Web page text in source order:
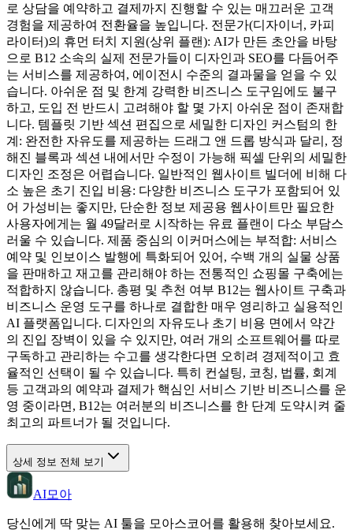
로 상담을 예약하고 결제까지 진행할 수 있는 매끄러운 고객
경험을 제공하여 전환율을 높입니다. 전문가(디자이너, 카피
라이터)의 휴먼 터치 지원(상위 플랜): AI가 만든 초안을 바탕
으로 B12 소속의 실제 전문가들이 디자인과 SEO를 다듬어주
는 서비스를 제공하여, 에이전시 수준의 결과물을 얻을 수 있
습니다. 아쉬운 점 및 한계 강력한 비즈니스 도구임에도 불구
하고, 도입 전 반드시 고려해야 할 몇 가지 아쉬운 점이 존재합
니다. 템플릿 기반 섹션 편집으로 세밀한 디자인 커스텀의 한
계: 완전한 자유도를 제공하는 드래그 앤 드롭 방식과 달리, 정
해진 블록과 섹션 내에서만 수정이 가능해 픽셀 단위의 세밀한
디자인 조정은 어렵습니다. 일반적인 웹사이트 빌더에 비해 다
소 높은 초기 진입 비용: 다양한 비즈니스 도구가 포함되어 있
어 가성비는 좋지만, 단순한 정보 제공용 웹사이트만 필요한
사용자에게는 월 49달러로 시작하는 유료 플랜이 다소 부담스
러울 수 있습니다. 제품 중심의 이커머스에는 부적합: 서비스
예약 및 인보이스 발행에 특화되어 있어, 수백 개의 실물 상품
을 판매하고 재고를 관리해야 하는 전통적인 쇼핑몰 구축에는
적합하지 않습니다. 총평 및 추천 여부 B12는 웹사이트 구축과
비즈니스 운영 도구를 하나로 결합한 매우 영리하고 실용적인
AI 플랫폼입니다. 디자인의 자유도나 초기 비용 면에서 약간
의 진입 장벽이 있을 수 있지만, 여러 개의 소프트웨어를 따로
구독하고 관리하는 수고를 생각한다면 오히려 경제적이고 효
율적인 선택이 될 수 있습니다. 특히 컨설팅, 코칭, 법률, 회계
등 고객과의 예약과 결제가 핵심인 서비스 기반 비즈니스를 운
영 중이라면, B12는 여러분의 비즈니스를 한 단계 도약시켜 줄
최고의 파트너가 될 것입니다.
상세 정보 전체 보기
AI모아
당신에게 딱 맞는 AI 툴을 모아스코어를 활용해 찾아보세요.